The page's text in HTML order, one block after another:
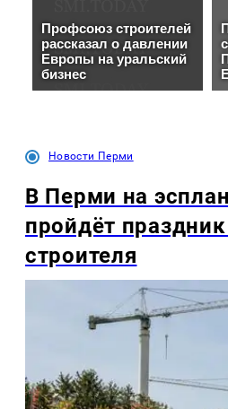
Новости Перми
В Перми на
пройдёт
строителя